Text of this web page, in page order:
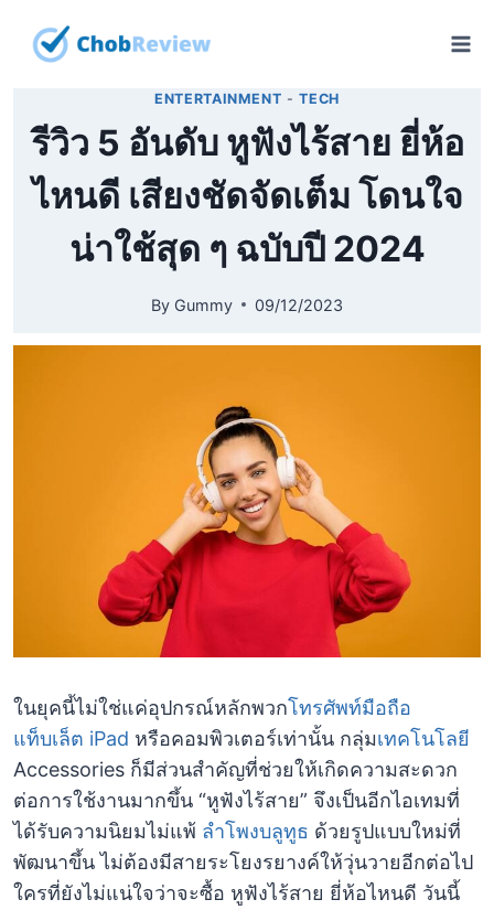
ENTERTAINMENT -TECH
รีวิว 5 อันดับ หูฟังไร้สาย ยี่ห้อ
ไหนดี เสียงชัดจัดเต็ม โดนใจ
น่าใช้สุด ๆ ฉบับปี 2024
By Gummy 09/12/2023
ในยุคนี้ไม่ใช่แค่อุปกรณ์หลักพวกโทรศัพท์มือถือ
แท็บเล็ต iPad หรือคอมพิวเตอร์เท่านั้น กลุ่มเทคโนโลยี
Accessories ก็มีส่วนสำคัญที่ช่วยให้เกิดความสะดวก
ต่อการใช้งานมากขึ้น “หูฟังไร้สาย” จึงเป็นอีกไอเทมที่
ได้รับความนิยมไม่แพ้ ลำโพงบลูทูธ ด้วยรูปแบบใหม่ที่
พัฒนาขึ้น ไม่ต้องมีสายระโยงรยางค์ให้วุ่นวายอีกต่อไป
ใครที่ยังไม่แน่ใจว่าจะซื้อ หูฟังไร้สาย ยี่ห้อไหนดี วันนี้